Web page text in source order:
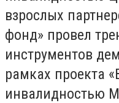
взрослых
фонд» провел
инструментов
рамках проекта
инвалидностью